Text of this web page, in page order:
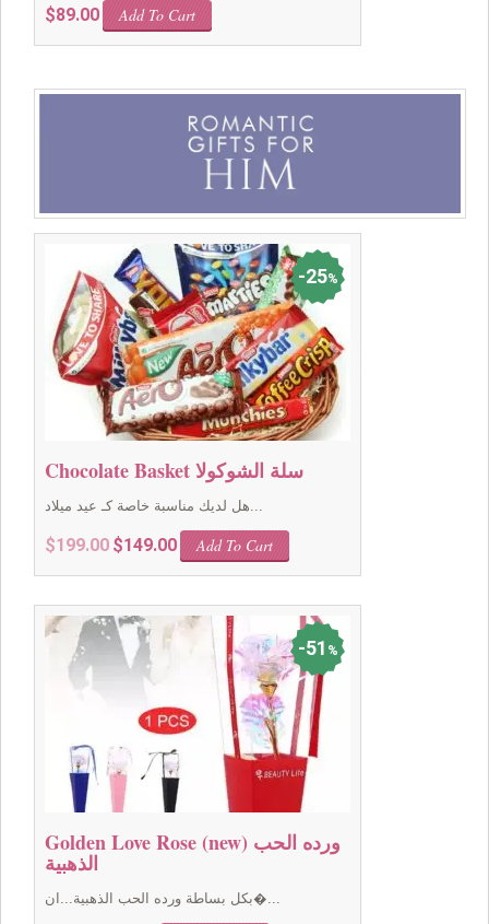
$89.00 Add To Cart
25%
Chocolate Basket سلة الشوكولا
هل لديك مناسبة خاصة كـ عيد ميلاد...
$199.00 Original
$199.00.
$149.00Current
price
$149.00.
Add To Cart
51%
Golden Love Rose (new) ورده الحب
الذهبية
بكل بساطة ورده الحب الذهبية...ان�...